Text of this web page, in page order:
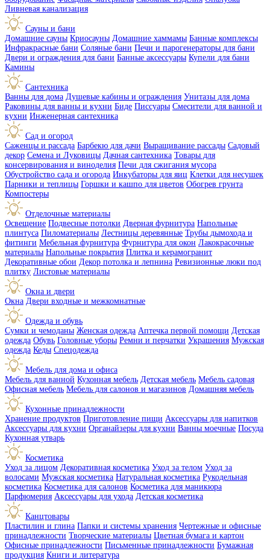
Ливневая канализация
Сауны и бани
Домашние сауны Криосауны Домашние хаммамы Банные комплексы
Инфракрасные бани Соляные бани Печи и парогенераторы для бани
Двери и ограждения для бани Банные аксессуары Купели для бани
Камины
Сантехника
Ванны для дома Душевые кабины и ограждения Унитазы для дома
Раковины для ванны и кухни Биде Писсуары Смесители для ванной и
кухни Инженерная сантехника
Сад и огород
Саженцы и рассада Барбекю для дачи Выращивание рассады Садовый
декор Семена и Луковицы Дачная сантехника Товары для
консервирования и виноделия Печи для сжигания мусора
Обустройство сада и огорода Инкубаторы для яиц Клетки для несушек
Парники и теплицы Горшки и кашпо для цветов Обогрев грунта
Компостеры
Отделочные материалы
Освещение Подвесные потолки Дверная фурнитура Напольные
плинтуса Пиломатериалы Лестницы деревянные Трубы дымохода и
фитинги Мебельная фурнитура Фурнитура для окон Лакокрасочные
материалы Напольные покрытия Плитка и керамогранит
Декоративные обои Декор потолка и лепнина Ревизионные люки под
плитку Листовые материалы
Окна и двери
Окна Двери входные и межкомнатные
Одежда и обувь
Сумки и чемоданы Женская одежда Аптечка первой помощи Детская
одежда Обувь Головные уборы Ремни и перчатки Украшения Мужская
одежда Кеды Спецодежда
Мебель для дома и офиса
Мебель для ванной Кухонная мебель Детская мебель Мебель садовая
Офисная мебель Мебель для салонов и магазинов Домашняя мебель
Кухонные принадлежности
Хранение продуктов Приготовление пищи Аксессуары для напитков
Аксессуары для кухни Органайзеры для кухни Ванны моечные Посуда
Кухонная утварь
Косметика
Уход за лицом Декоративная косметика Уход за телом Уход за
волосами Мужская косметика Натуральная косметика Рукодельная
косметика Косметика для салонов Косметика для маникюра
Парфюмерия Аксессуары для ухода Детская косметика
Канцтовары
Пластилин и глина Папки и системы хранения Чертежные и офисные
принадлежности Творческие материалы Цветная бумага и картон
Офисные принадлежности Письменные принадлежности Бумажная
продукция Книги и литература